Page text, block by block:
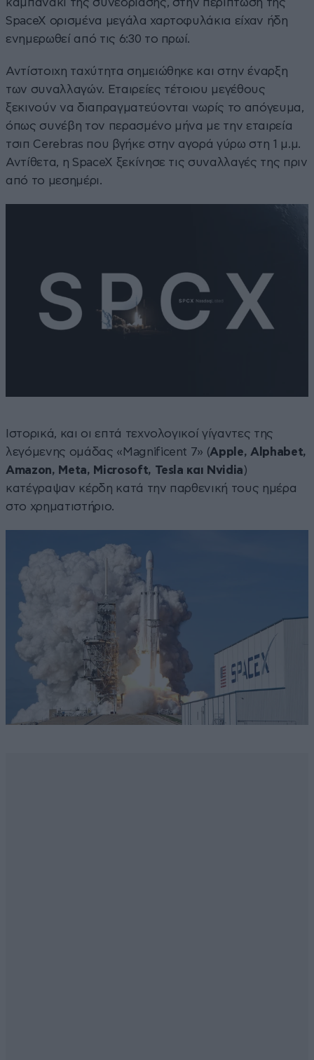
καμπανάκι της συνεδρίασης, στην περίπτωση της
SpaceX ορισμένα μεγάλα χαρτοφυλάκια είχαν ήδη
ενημερωθεί από τις 6:30 το πρωί.
Αντίστοιχη ταχύτητα σημειώθηκε και στην έναρξη
των συναλλαγών. Εταιρείες τέτοιου μεγέθους
ξεκινούν να διαπραγματεύονται νωρίς το απόγευμα,
όπως συνέβη τον περασμένο μήνα με την εταιρεία
τσιπ Cerebras που βγήκε στην αγορά γύρω στη 1 μ.μ.
Αντίθετα, η SpaceX ξεκίνησε τις συναλλαγές της πριν
από το μεσημέρι.
Ιστορικά, και οι επτά τεχνολογικοί γίγαντες της
λεγόμενης ομάδας «Magnificent 7» (Apple, Alphabet,
Amazon, Meta, Microsoft, Tesla και Nvidia)
κατέγραψαν κέρδη κατά την παρθενική τους ημέρα
στο χρηματιστήριο.